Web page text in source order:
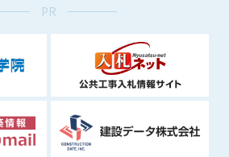
PR
の著作権、その他知的所有権を侵害す
の財産、プライバシー等を侵害する行
を誹謗中傷する行為
プログラム等を送信又は書き込む行為
える行為